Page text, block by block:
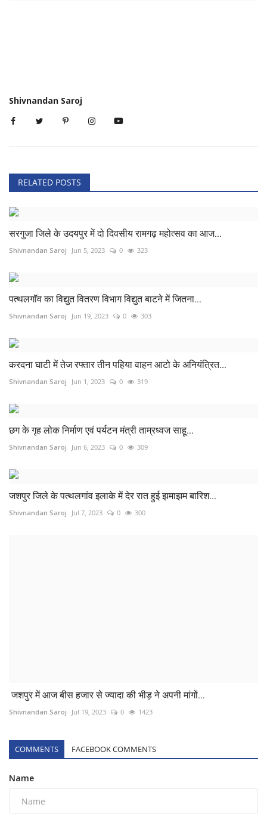
Shivnandan Saroj
RELATED POSTS
सरगुजा जिले के उदयपुर में दो दिवसीय रामगढ़ महोत्सव का आज...
Shivnandan Saroj Jun 5, 2023 0 323
पत्थलगॉव का विद्युत वितरण विभाग विद्युत बाटने में जितना...
Shivnandan Saroj Jun 19, 2023 0 303
करदना घाटी में तेज रफ्तार तीन पहिया वाहन आटो के अनियंत्रित...
Shivnandan Saroj Jun 1, 2023 0 319
छग के गृह लोक निर्माण एवं पर्यटन मंत्री ताम्रध्वज साहू...
Shivnandan Saroj Jun 6, 2023 0 309
जशपुर जिले के पत्थलगांव इलाके में देर रात हुई झमाझम बारिश...
Shivnandan Saroj Jul 7, 2023 0 300
जशपुर में आज बीस हजार से ज्यादा की भीड़ ने अपनी मांगों...
Shivnandan Saroj Jul 19, 2023 0 1423
COMMENTS FACEBOOK COMMENTS
Name